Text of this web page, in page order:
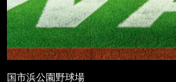
国市浜公園野球場